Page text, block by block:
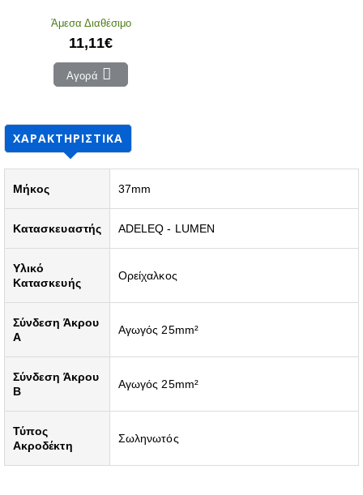
Άμεσα Διαθέσιμο
11,11€
Αγορά
ΧΑΡΑΚΤΗΡΙΣΤΙΚΆ
Μήκος 37mm
Κατασκευαστής ADELEQ - LUMEN
Υλικό
Κατασκευής
Ορείχαλκος
Σύνδεση Άκρου
A
Αγωγός 25mm²
Σύνδεση Άκρου
B
Αγωγός 25mm²
Τύπος
Ακροδέκτη
Σωληνωτός